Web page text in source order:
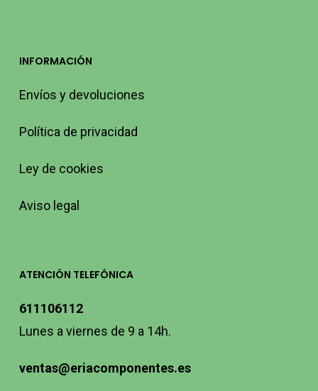
INFORMACIÓN
Envíos y devoluciones
Política de privacidad
Ley de cookies
Aviso legal
ATENCIÓN TELEFÓNICA
611106112
Lunes a viernes de 9 a 14h.
ventas@eriacomponentes.es